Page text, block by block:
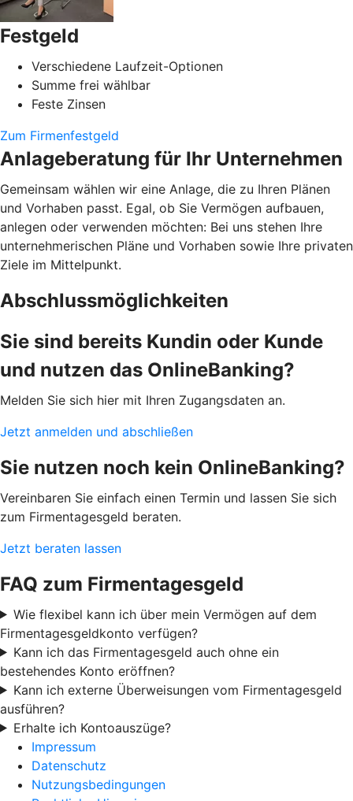
Festgeld
Verschiedene Laufzeit-Optionen
Summe frei wählbar
Feste Zinsen
Zum Firmenfestgeld
Anlageberatung für Ihr Unternehmen
Gemeinsam wählen wir eine Anlage, die zu Ihren Plänen
und Vorhaben passt. Egal, ob Sie Vermögen aufbauen,
anlegen oder verwenden möchten: Bei uns stehen Ihre
unternehmerischen Pläne und Vorhaben sowie Ihre privaten
Ziele im Mittelpunkt.
Abschlussmöglichkeiten
Sie sind bereits Kundin oder Kunde
und nutzen das OnlineBanking?
Melden Sie sich hier mit Ihren Zugangsdaten an.
Jetzt anmelden und abschließen
Sie nutzen noch kein OnlineBanking?
Vereinbaren Sie einfach einen Termin und lassen Sie sich
zum Firmentagesgeld beraten.
Jetzt beraten lassen
FAQ zum Firmentagesgeld
Wie flexibel kann ich über mein Vermögen auf dem
Firmentagesgeldkonto verfügen?
Kann ich das Firmentagesgeld auch ohne ein
bestehendes Konto eröffnen?
Kann ich externe Überweisungen vom Firmentagesgeld
ausführen?
Erhalte ich Kontoauszüge?
Impressum
Datenschutz
Nutzungsbedingungen